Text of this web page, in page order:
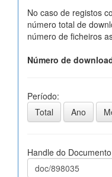
No caso de registos
número total de
número de ficheiros
Número de
Período:
Total
Ano
Handle do Documento